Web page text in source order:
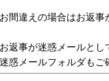
間違えの場合はお返
返事が迷惑メールと
惑メールフォルダもご